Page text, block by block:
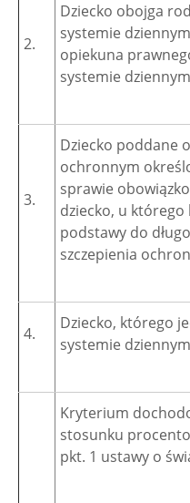
2.
Dziecko obojga
systemie
opiekuna
systemie dziennym
3.
Dziecko poddane
ochronnym
sprawie
dziecko, u
podstawy do
szczepienia
4.
Dziecko, którego
systemie dziennym
Kryterium
stosunku
pkt. 1 ustawy o